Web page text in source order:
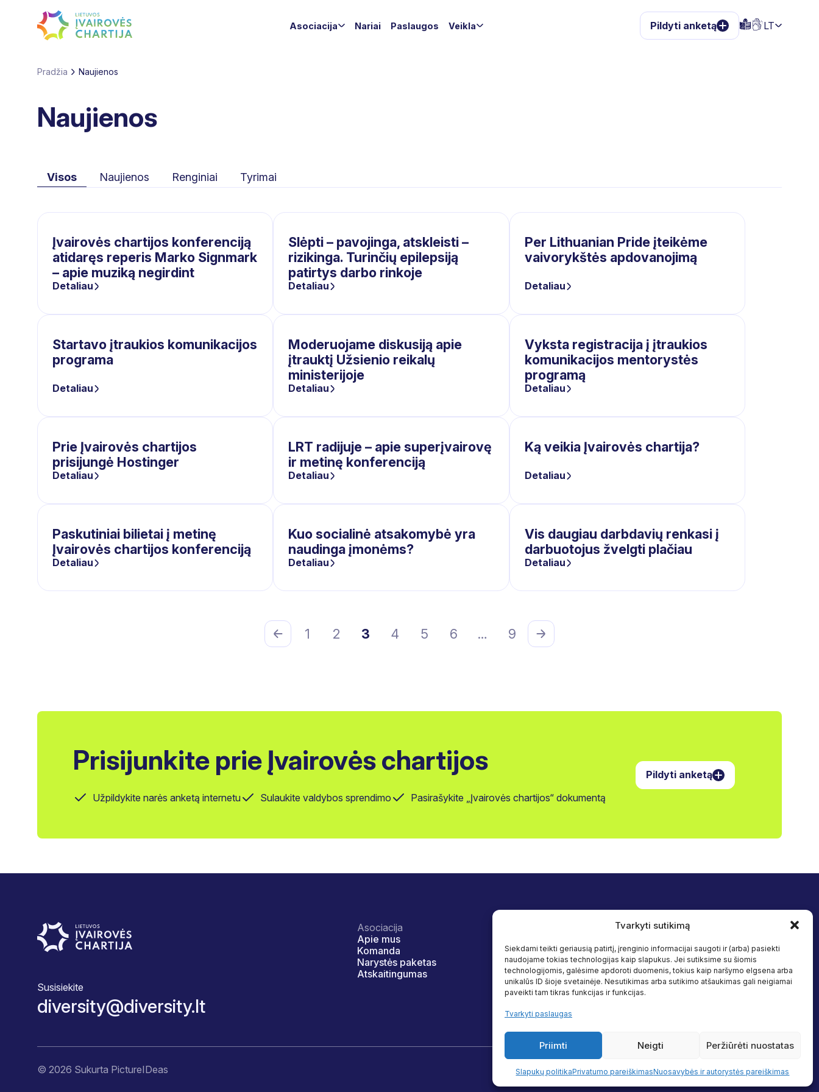
Tvarkyti sutikimą
Siekdami teikti geriausią patirtį, įrenginio informacijai saugoti ir (arba) pasiekti
naudojame tokias technologijas kaip slapukus. Jei sutiksime su šiomis
technologijomis, galėsime apdoroti duomenis, tokius kaip naršymo elgsena arba
unikalūs ID šioje svetainėje. Nesutikimas arba sutikimo atšaukimas gali neigiamai
paveikti tam tikras funkcijas ir funkcijas.
Tvarkyti paslaugas
Priimti Neigti Peržiūrėti nuostatas
Slapukų politikaPrivatumo pareiškimasNuosavybės ir autorystės pareiškimas
Asociacija Nariai Paslaugos Veikla Pildyti anketą LT
Pradžia Naujienos
Naujienos
Visos Naujienos Renginiai Tyrimai
Įvairovės chartijos konferenciją
atidaręs reperis Marko Signmark
– apie muziką negirdint
Detaliau
Slėpti – pavojinga, atskleisti –
rizikinga. Turinčių epilepsiją
patirtys darbo rinkoje
Detaliau
Per Lithuanian Pride įteikėme
vaivorykštės apdovanojimą
Detaliau
Startavo įtraukios komunikacijos
programa
Detaliau
Moderuojame diskusiją apie
įtrauktį Užsienio reikalų
ministerijoje
Detaliau
Vyksta registracija į įtraukios
komunikacijos mentorystės
programą
Detaliau
Prie Įvairovės chartijos
prisijungė Hostinger
Detaliau
LRT radijuje – apie superįvairovę
ir metinę konferenciją
Detaliau
Ką veikia Įvairovės chartija?
Detaliau
Paskutiniai bilietai į metinę
Įvairovės chartijos konferenciją
Detaliau
Kuo socialinė atsakomybė yra
naudinga įmonėms?
Detaliau
Vis daugiau darbdavių renkasi į
darbuotojus žvelgti plačiau
Detaliau
1 2 3 4 5 6 … 9
Prisijunkite prie Įvairovės chartijos
Užpildykite narės anketą internetu Sulaukite valdybos sprendimo Pasirašykite „Įvairovės chartijos“ dokumentą
Pildyti anketą
Susisiekite
diversity@diversity.lt
Asociacija
Apie mus
Komanda
Narystės paketas
Atskaitingumas
Naudos
Programos
Tyrimai
Naudingi šaltiniai
Sekite mus
Linkedin
© 2026 Sukurta PictureIDeas Privatumo politika